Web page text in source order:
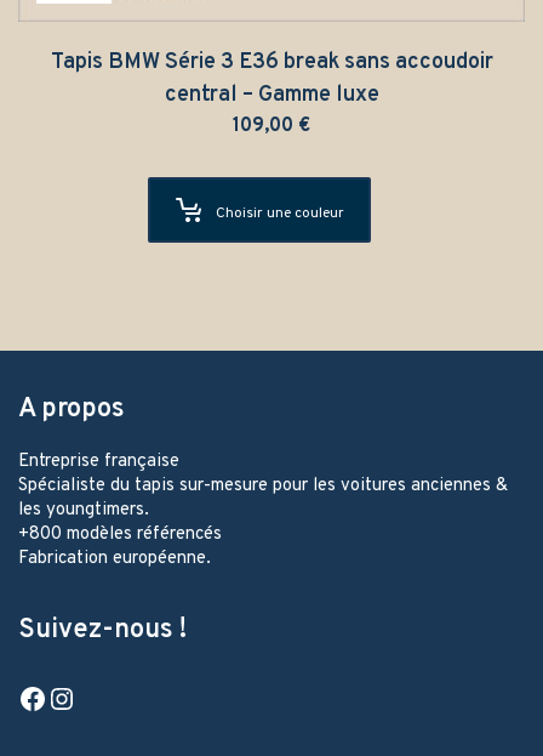
Tapis BMW Série 3 E36 break sans accoudoir
central – Gamme luxe
109,00 €
Choisir une couleur
A propos
Entreprise française
Spécialiste du tapis sur-mesure pour les voitures anciennes &
les youngtimers.
+800 modèles référencés
Fabrication européenne.
Suivez-nous !
Facebook